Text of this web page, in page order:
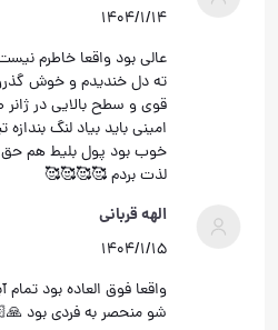
۱۴۰۴/۱/۱۴
عالی بود واقعا خاطرم
ته دل خندیدم و خوش
قوی و سطح بالایی در
امینی باید بیاد لنگ
خوب بود پول بلیط هم حق
لذت بردم 🥰🥰🥰🥰
الهه قربانی
۱۴۰۴/۱/۱۵
واقعا فوق العاده بود
شو منحصر به فردی بود